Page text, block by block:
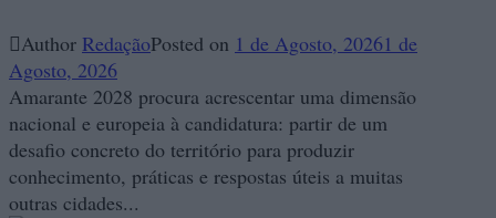
Author RedaçãoPosted on 1 de Agosto, 20261 de
Agosto, 2026
Amarante 2028 procura acrescentar uma dimensão
nacional e europeia à candidatura: partir de um
desafio concreto do território para produzir
conhecimento, práticas e respostas úteis a muitas
outras cidades...